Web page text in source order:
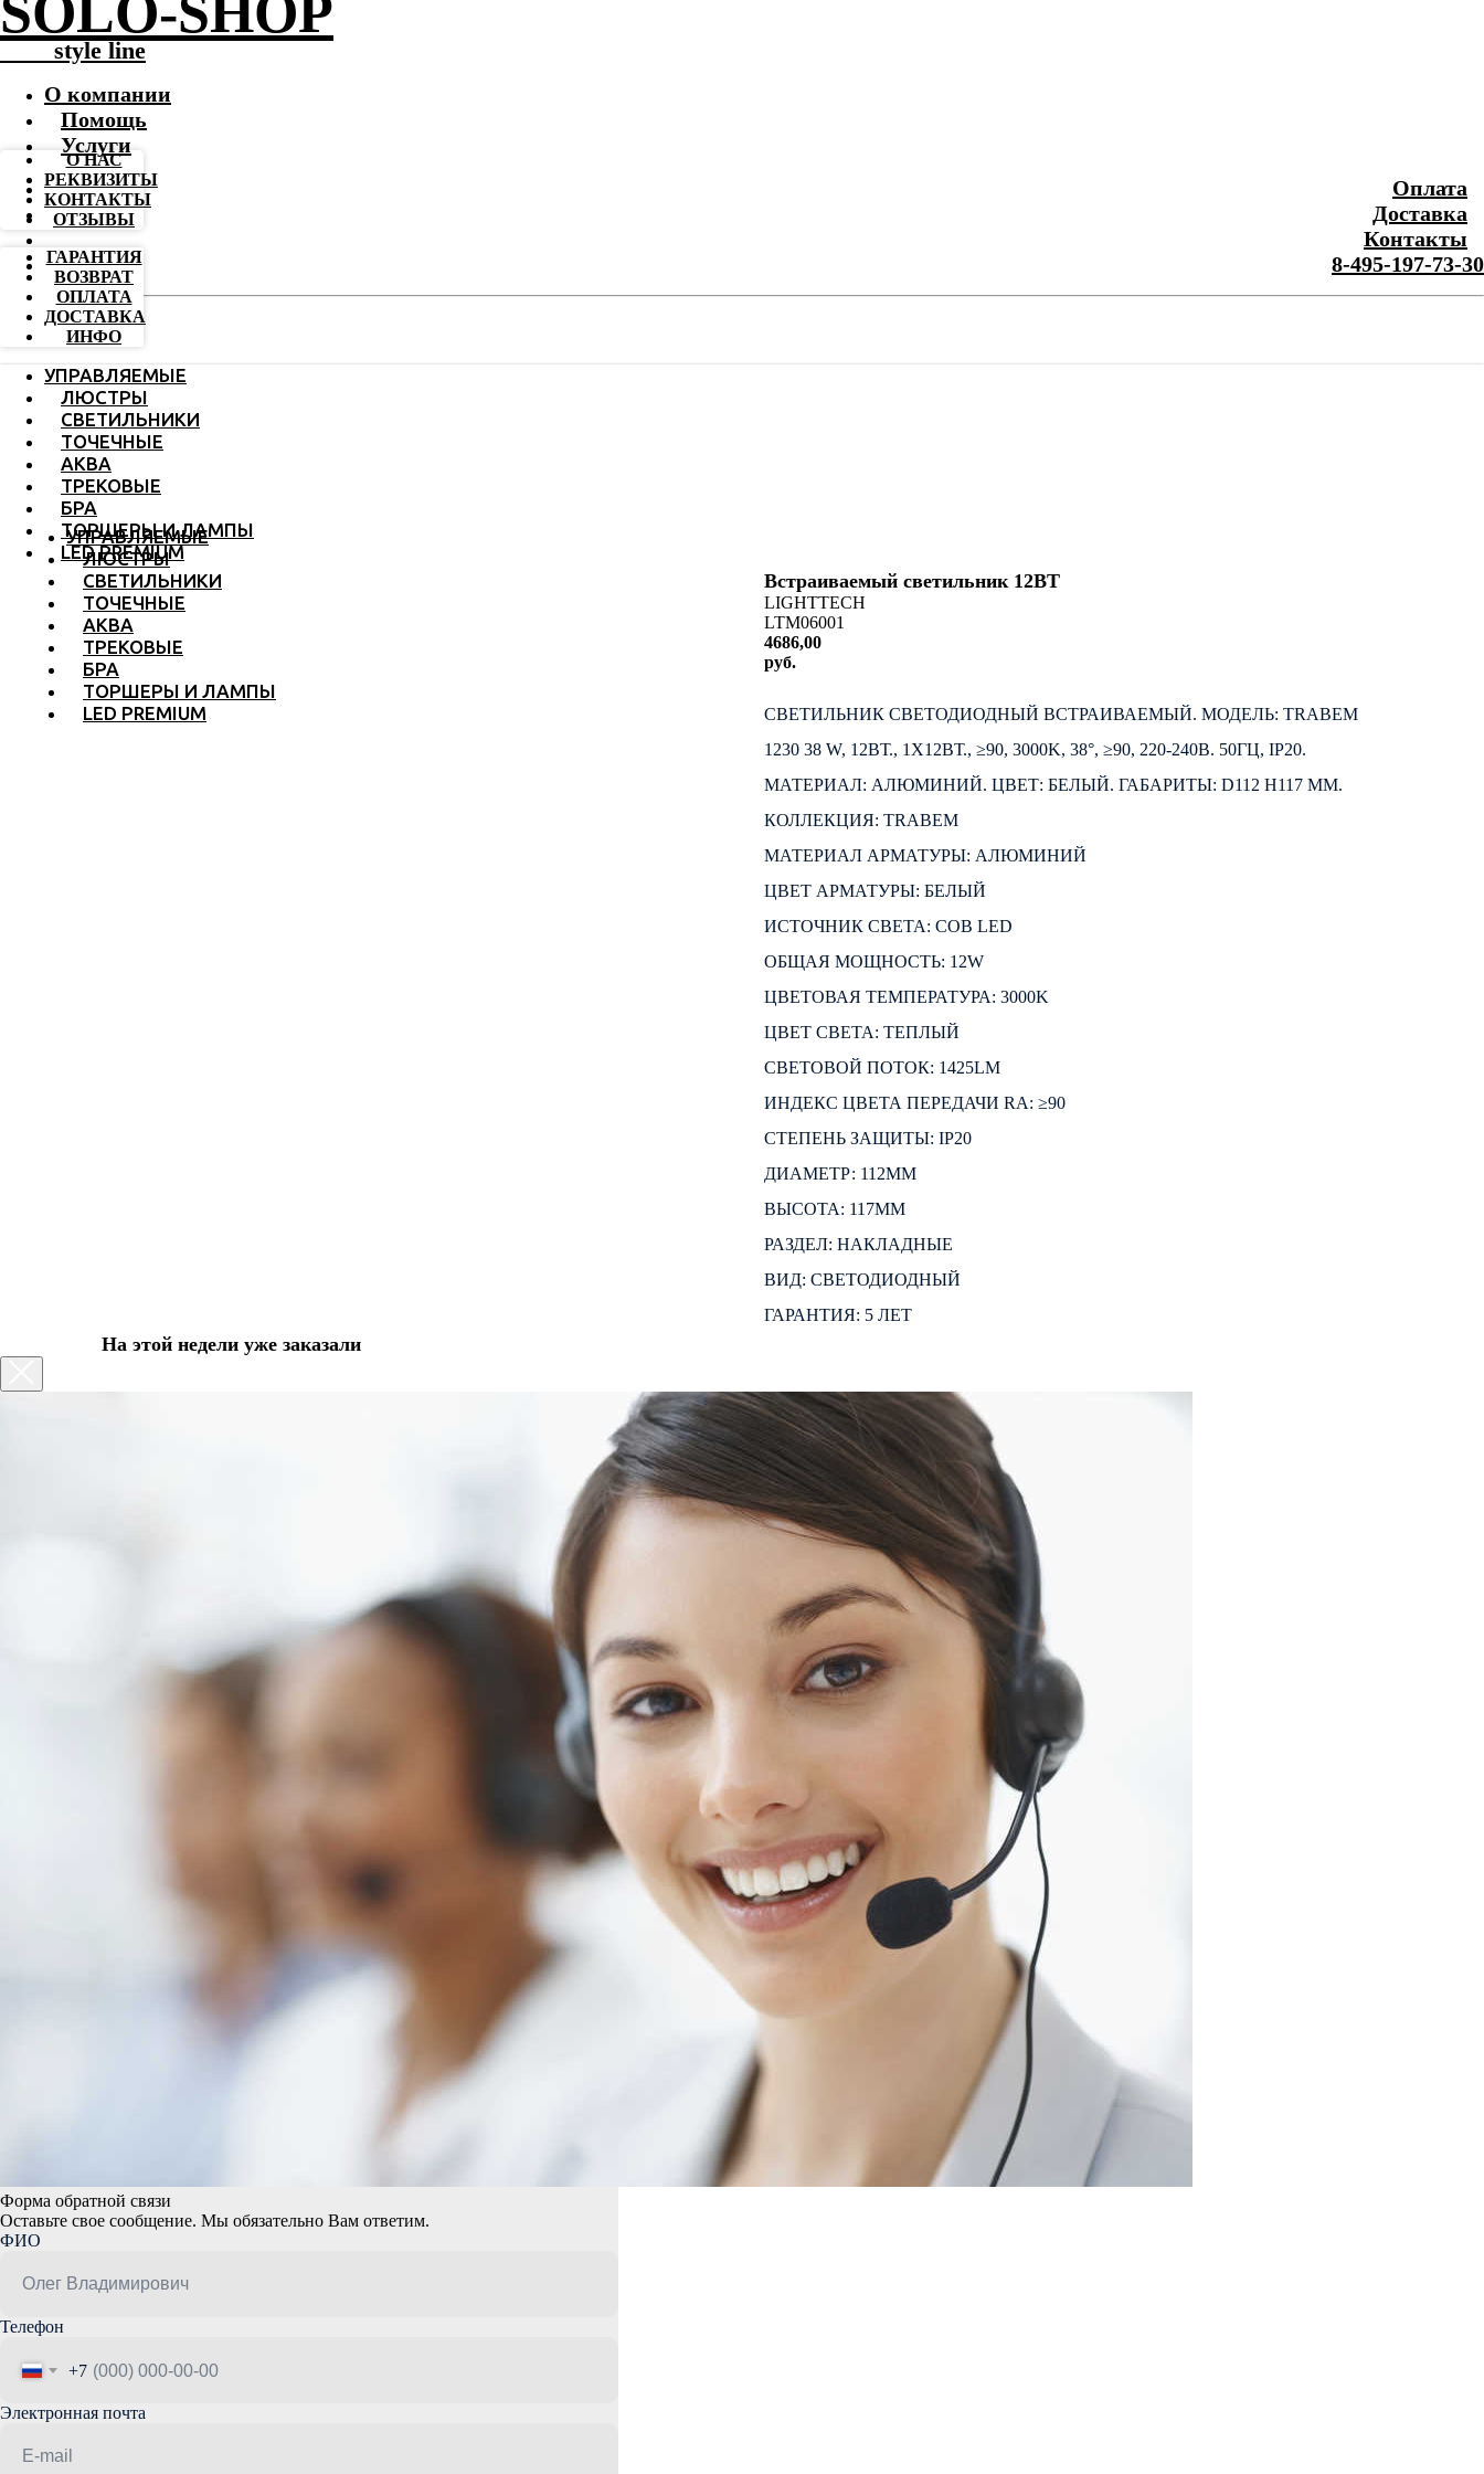
SOLO-SHOP
-------style line
О компании
Помощь
Услуги
Оплата
Доставка
Контакты
8-495-197-73-30
О НАС
РЕКВИЗИТЫ
КОНТАКТЫ
ОТЗЫВЫ
ГАРАНТИЯ
ВОЗВРАТ
ОПЛАТА
ДОСТАВКА
ИНФО
УПРАВЛЯЕМЫЕ
ЛЮСТРЫ
СВЕТИЛЬНИКИ
ТОЧЕЧНЫЕ
АКВА
ТРЕКОВЫЕ
БРА
ТОРШЕРЫ И ЛАМПЫ
LED PREMIUM
УПРАВЛЯЕМЫЕ
ЛЮСТРЫ
СВЕТИЛЬНИКИ
ТОЧЕЧНЫЕ
АКВА
ТРЕКОВЫЕ
БРА
ТОРШЕРЫ И ЛАМПЫ
LED PREMIUM
Встраиваемый светильник 12ВТ
LIGHTTECH
LTM06001
4686,00
руб.
СВЕТИЛЬНИК СВЕТОДИОДНЫЙ ВСТРАИВАЕМЫЙ. МОДЕЛЬ: TRABEM
1230 38 W, 12ВТ., 1Х12ВТ., ≥90, 3000K, 38°, ≥90, 220-240В. 50ГЦ, IP20.
МАТЕРИАЛ: АЛЮМИНИЙ. ЦВЕТ: БЕЛЫЙ. ГАБАРИТЫ: D112 H117 ММ.
КОЛЛЕКЦИЯ: TRABEM
МАТЕРИАЛ АРМАТУРЫ: АЛЮМИНИЙ
ЦВЕТ АРМАТУРЫ: БЕЛЫЙ
ИСТОЧНИК СВЕТА: COB LED
ОБЩАЯ МОЩНОСТЬ: 12W
ЦВЕТОВАЯ ТЕМПЕРАТУРА: 3000K
ЦВЕТ СВЕТА: ТЕПЛЫЙ
СВЕТОВОЙ ПОТОК: 1425LM
ИНДЕКС ЦВЕТА ПЕРЕДАЧИ RA: ≥90
СТЕПЕНЬ ЗАЩИТЫ: IP20
ДИАМЕТР: 112ММ
ВЫСОТА: 117ММ
РАЗДЕЛ: НАКЛАДНЫЕ
ВИД: СВЕТОДИОДНЫЙ
ГАРАНТИЯ: 5 ЛЕТ
На этой недели уже заказали
Форма обратной связи
Оставьте свое сообщение. Мы обязательно Вам ответим.
ФИО
Телефон
+7
Электронная почта